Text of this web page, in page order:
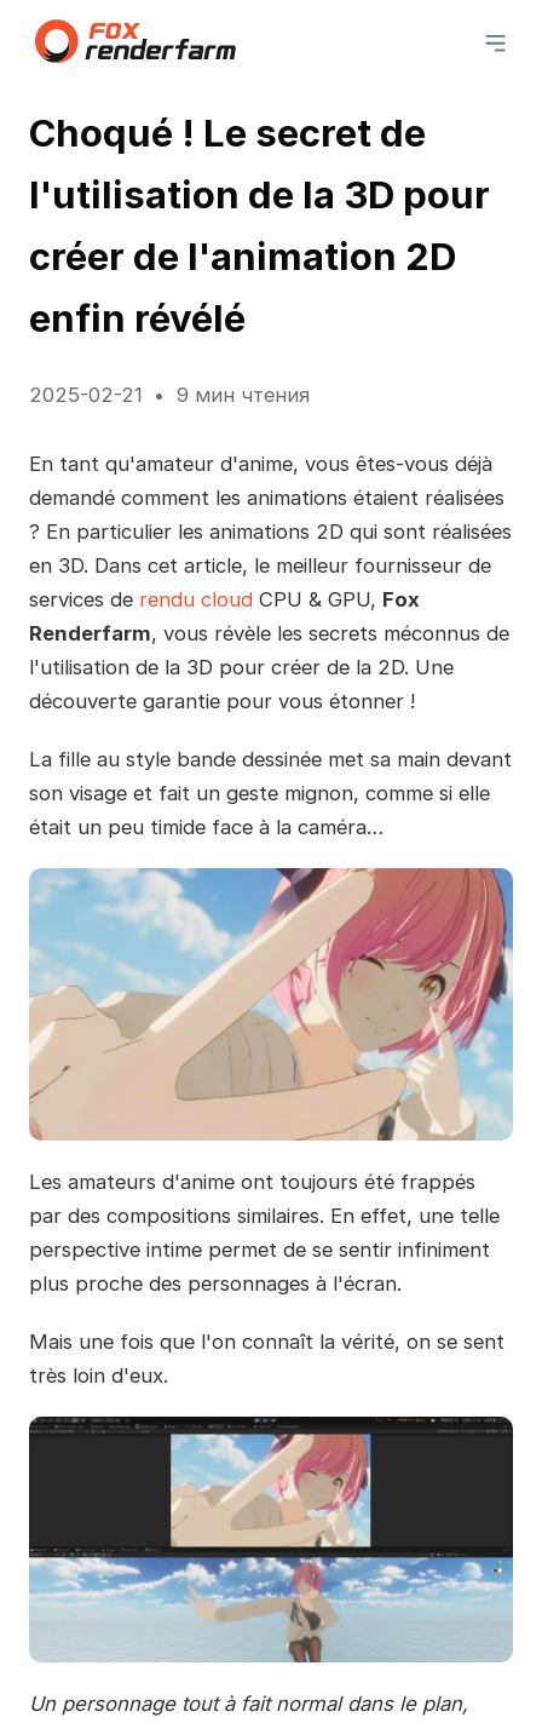
Choqué ! Le secret de
l'utilisation de la 3D pour
créer de l'animation 2D
enfin révélé
2025-02-21 9 мин чтения
En tant qu'amateur d'anime, vous êtes-vous déjà
demandé comment les animations étaient réalisées
? En particulier les animations 2D qui sont réalisées
en 3D. Dans cet article, le meilleur fournisseur de
services de rendu cloudCPU & GPU, Fox
Renderfarm, vous révèle les secrets méconnus de
l'utilisation de la 3D pour créer de la 2D. Une
découverte garantie pour vous étonner !
La fille au style bande dessinée met sa main devant
son visage et fait un geste mignon, comme si elle
était un peu timide face à la caméra…
Les amateurs d'anime ont toujours été frappés
par des compositions similaires. En effet, une telle
perspective intime permet de se sentir infiniment
plus proche des personnages à l'écran.
Mais une fois que l'on connaît la vérité, on se sent
très loin d'eux.
Un personnage tout à fait normal dans le plan,